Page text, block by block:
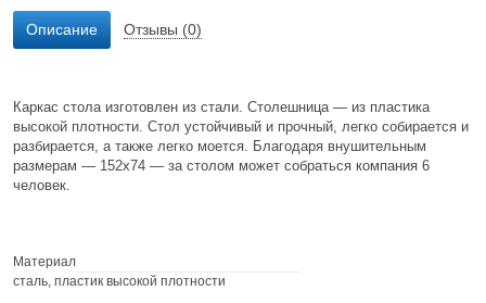
Описание Отзывы (0)
Каркас стола изготовлен из стали. Столешница — из пластика
высокой плотности. Стол устойчивый и прочный, легко собирается и
разбирается, а также легко моется. Благодаря внушительным
размерам — 152х74 — за столом может собраться компания 6
человек.
Материал
сталь, пластик высокой плотности